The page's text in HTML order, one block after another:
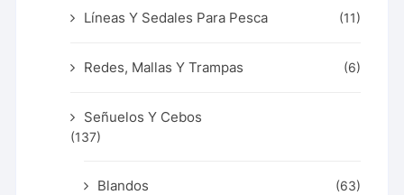
Líneas Y Sedales Para Pesca (11)
Redes, Mallas Y Trampas (6)
Señuelos Y Cebos
(137)
Blandos (63)